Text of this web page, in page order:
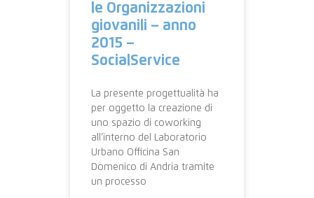
le Organizzazioni
giovanili – anno
2015 –
SocialService
La presente progettualità ha
per oggetto la creazione di
uno spazio di coworking
all’interno del Laboratorio
Urbano Officina San
Domenico di Andria tramite
un processo